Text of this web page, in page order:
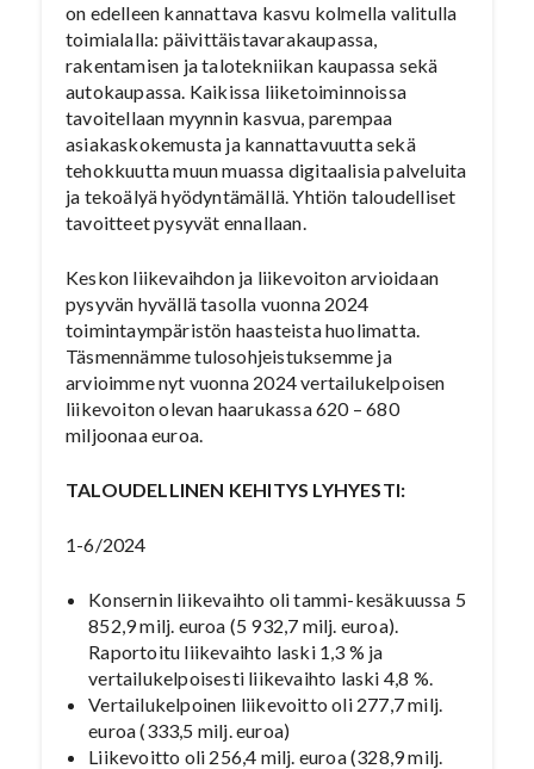
on edelleen kannattava kasvu kolmella valitulla
toimialalla: päivittäistavarakaupassa,
rakentamisen ja talotekniikan kaupassa sekä
autokaupassa. Kaikissa liiketoiminnoissa
tavoitellaan myynnin kasvua, parempaa
asiakaskokemusta ja kannattavuutta sekä
tehokkuutta muun muassa digitaalisia palveluita
ja tekoälyä hyödyntämällä. Yhtiön taloudelliset
tavoitteet pysyvät ennallaan.
Keskon liikevaihdon ja liikevoiton arvioidaan
pysyvän hyvällä tasolla vuonna 2024
toimintaympäristön haasteista huolimatta.
Täsmennämme tulosohjeistuksemme ja
arvioimme nyt vuonna 2024 vertailukelpoisen
liikevoiton olevan haarukassa 620 – 680
miljoonaa euroa.
TALOUDELLINEN KEHITYS LYHYESTI:
1-6/2024
Konsernin liikevaihto oli tammi-kesäkuussa 5
852,9 milj. euroa (5 932,7 milj. euroa).
Raportoitu liikevaihto laski 1,3 % ja
vertailukelpoisesti liikevaihto laski 4,8 %.
Vertailukelpoinen liikevoitto oli 277,7 milj.
euroa (333,5 milj. euroa)
Liikevoitto oli 256,4 milj. euroa (328,9 milj.